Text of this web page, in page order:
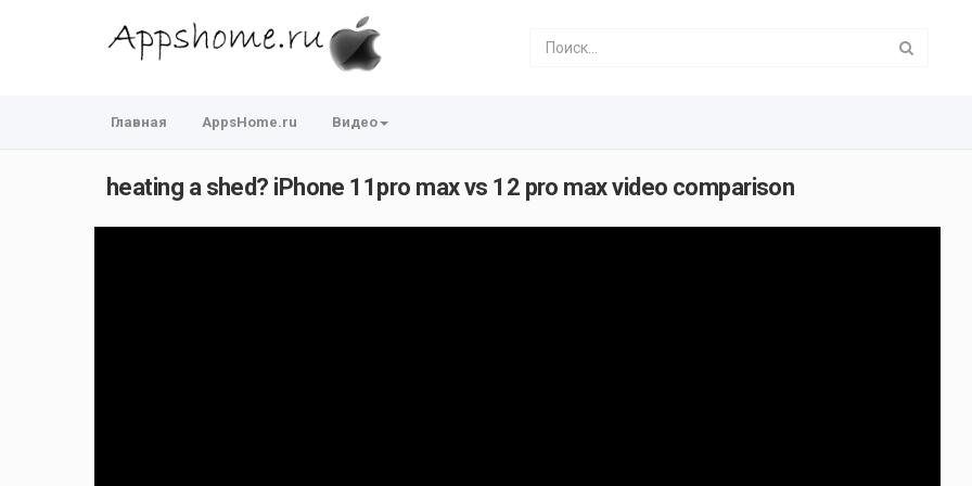
Главная AppsHome.ru Видео
heating a shed? iPhone 11pro max vs 12 pro max video comparison